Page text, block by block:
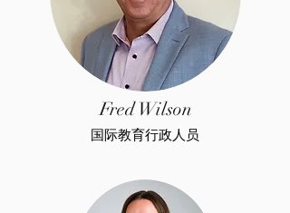
Fred Wilson
国际教育行政人员